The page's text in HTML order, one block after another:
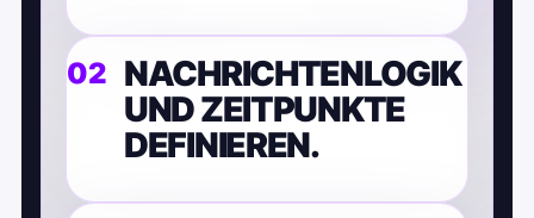
NACHRICHTENLOGIK
UND ZEITPUNKTE
DEFINIEREN.